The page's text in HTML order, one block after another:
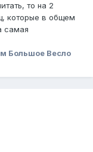
то на 2
которые в общем
самая
Большое Весло